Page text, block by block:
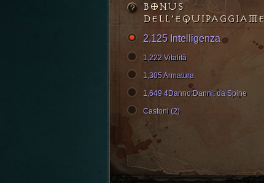
BONUS
2,125 Intelligenza
1,222 Vitalità
1,305 Armatura
1,649 4Danno:Danni; da Spine
Castoni (2)